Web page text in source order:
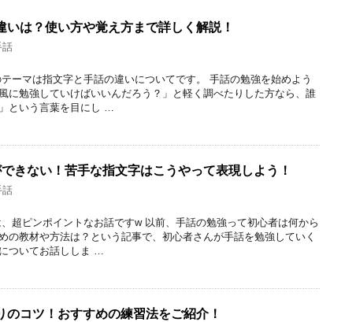
いは？使い方や覚え方まで詳しく解説！
話
ーマは指文字と手話の違いについてです。 手話の勉強を始めよう
に勉強していけばいいんだろう？」と軽く調べたりした方なら、誰
という言葉を目にし …
きない！苦手な指文字はこうやって表現しよう！
話
超ピンポイントなお話ですw 以前、手話の勉強って初心者は何から
の教材や方法は？という記事で、初心者さんが手話を勉強していく
ついてお話ししま …
のコツ！おすすめの練習法をご紹介！